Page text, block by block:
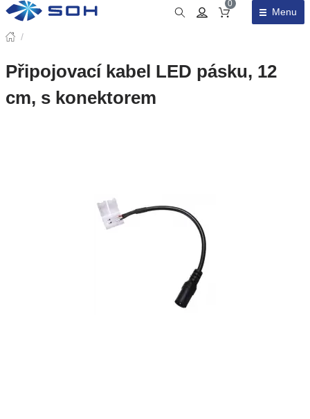
Obsah košíku
0
Menu
/
Připojovací kabel LED pásku, 12
cm, s konektorem